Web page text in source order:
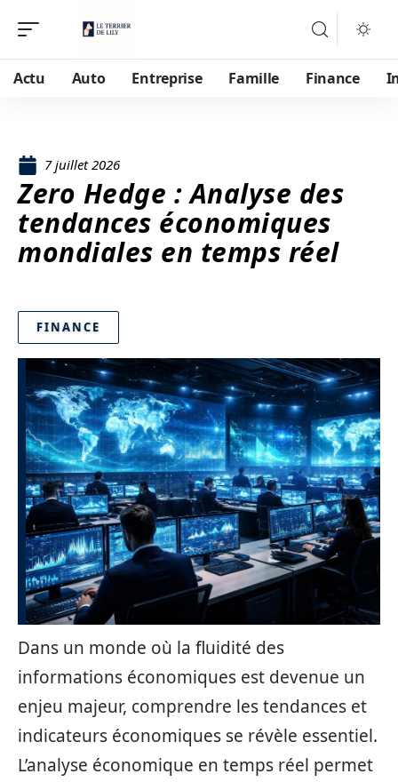
Actu Auto Entreprise Famille Finance
7 juillet 2026
Zero Hedge : Analyse des
tendances économiques
mondiales en temps réel
FINANCE
Dans un monde où la fluidité des
informations économiques est devenue un
enjeu majeur, comprendre les tendances et
indicateurs économiques se révèle essentiel.
L’analyse économique en temps réel permet